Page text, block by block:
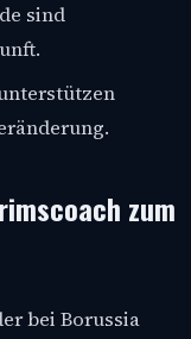
sind
zum
bei Borussia